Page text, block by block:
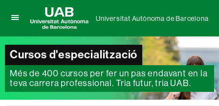
per
desplegar
el
menú
de
Universitat
Autònoma
de
Universitat
Autònoma
de
Barcelona
Universitat Autònoma de Barcelona
Cursos d'especialització
Més de 400 cursos per fer un pas endavant en la
teva carrera professional. Tria futur, tria UAB.